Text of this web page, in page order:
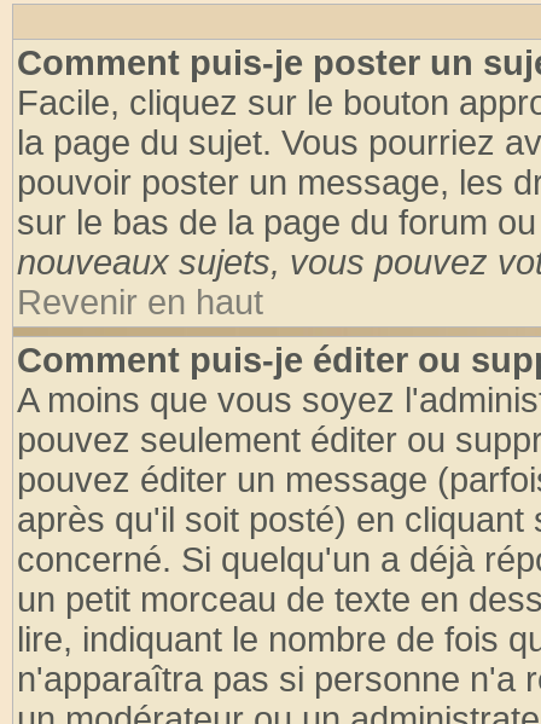
Comment puis-je poster un
Facile, cliquez sur le bouton
la page du sujet. Vous pourriez
pouvoir poster un message, les
sur le bas de la page du forum
nouveaux sujets, vous pouvez
Revenir en haut
Comment puis-je éditer ou
A moins que vous soyez
pouvez seulement éditer ou
pouvez éditer un message
après qu'il soit posté) en
concerné. Si quelqu'un a déjà
un petit morceau de texte en
lire, indiquant le nombre de fois
n'apparaîtra pas si personne n'a